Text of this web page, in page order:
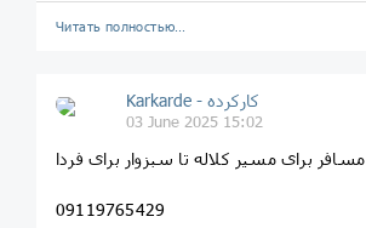
Читать полностью…
Karkarde - کارکرده
03 June 2025 15:02
مسافر برای مسیر کلاله تا سبزوار برای فردا
09119765429